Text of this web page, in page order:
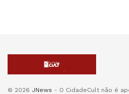
© 2026 JNews - O CidadeCult não é